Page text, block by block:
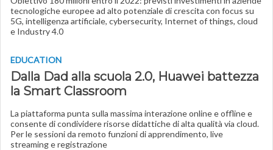
tecnologiche europee ad alto potenziale di crescita con focus su
5G, intelligenza artificiale, cybersecurity, Internet of things, cloud
e Industry 4.0
EDUCATION
Dalla Dad alla scuola 2.0, Huawei battezza
la Smart Classroom
La piattaforma punta sulla massima interazione online e offline e
consente di condividere risorse didattiche di alta qualità via cloud.
Per le sessioni da remoto funzioni di apprendimento, live
streaming e registrazione